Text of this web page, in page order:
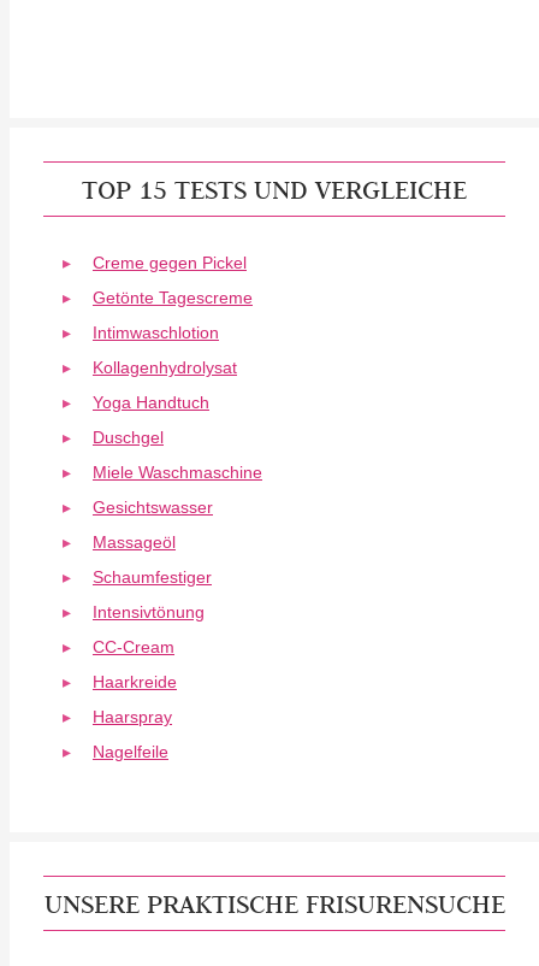
TOP 15 TESTS UND VERGLEICHE
Creme gegen Pickel
Getönte Tagescreme
Intimwaschlotion
Kollagenhydrolysat
Yoga Handtuch
Duschgel
Miele Waschmaschine
Gesichtswasser
Massageöl
Schaumfestiger
Intensivtönung
CC-Cream
Haarkreide
Haarspray
Nagelfeile
UNSERE PRAKTISCHE FRISURENSUCHE